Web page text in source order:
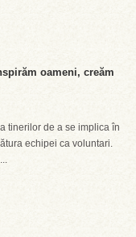
oameni, creăm
tinerilor de a se implica în
echipei ca voluntari.